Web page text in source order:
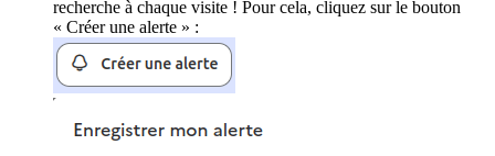
recherche à chaque visite ! Pour cela, cliquez sur le bouton
« Créer une alerte » :